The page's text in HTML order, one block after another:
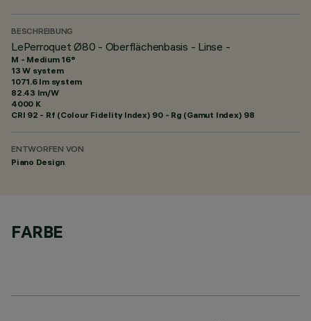
BESCHREIBUNG
LePerroquet Ø80 - Oberflächenbasis - Linse -
M - Medium 16°
13 W system
1071.6 lm system
82.43 lm/W
4000 K
CRI 92 - Rf (Colour Fidelity Index) 90 - Rg (Gamut Index) 98
ENTWORFEN VON
Piano Design
FARBE